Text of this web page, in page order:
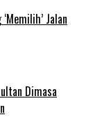
Jalan
Dimasa